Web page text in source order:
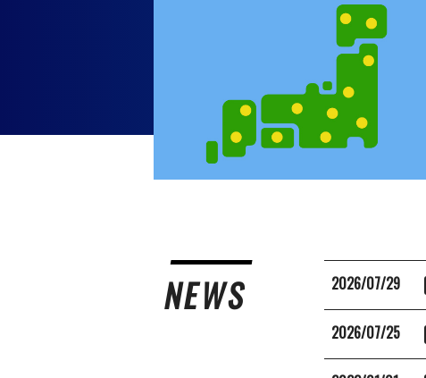
NEWS 2026/07/29
2026/07/25